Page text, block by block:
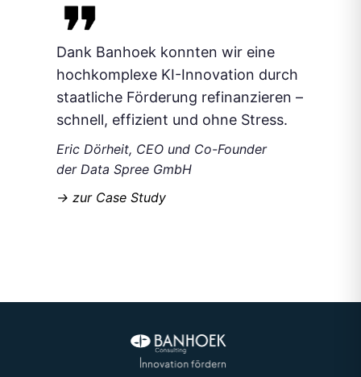
Dank Banhoek konnten wir eine
hochkomplexe KI-Innovation durch
staatliche Förderung refinanzieren –
schnell, effizient und ohne Stress.
Eric Dörheit, CEO und Co-Founder
der Data Spree GmbH
-> zur Case Study